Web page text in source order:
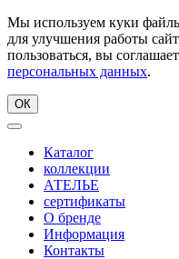
Мы используем куки
для улучшения работы
пользоваться, вы
персональных данных.
ОК
Каталог
коллекции
АТЕЛЬЕ
сертификаты
О бренде
Информация
Контакты